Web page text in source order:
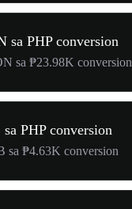
sa PHP conversion
sa ₱23.98K conversion
PHP conversion
sa ₱4.63K conversion